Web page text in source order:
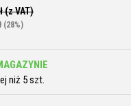
(z VAT)
(28%)
niż 5 szt.